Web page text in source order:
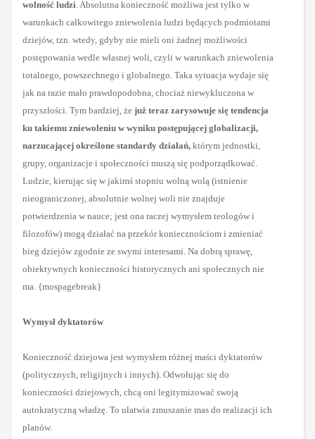
wolność ludzi. Absolutna konieczność możliwa jest tylko w
warunkach całkowitego zniewolenia ludzi będących podmiotami
dziejów, tzn. wtedy, gdyby nie mieli oni żadnej możliwości
postępowania wedle własnej woli, czyli w warunkach zniewolenia
totalnego, powszechnego i globalnego. Taka sytuacja wydaje się
jak na razie mało prawdopodobna, chociaż niewykluczona w
przyszłości. Tym bardziej, że już teraz zarysowuje się tendencja
ku takiemu zniewoleniu w wyniku postępującej globalizacji,
narzucającej określone standardy działań, którym jednostki,
grupy, organizacje i społeczności muszą się podporządkować.
Ludzie, kierując się w jakimś stopniu wolną wolą (istnienie
nieograniczonej, absolutnie wolnej woli nie znajduje
potwierdzenia w nauce; jest ona raczej wymysłem teologów i
filozofów) mogą działać na przekór koniecznościom i zmieniać
bieg dziejów zgodnie ze swymi interesami. Na dobrą sprawę,
obiektywnych konieczności historycznych ani społecznych nie
ma. {mospagebreak}
Wymysł dyktatorów
Konieczność dziejowa jest wymysłem różnej maści dyktatorów
(politycznych, religijnych i innych). Odwołując się do
konieczności dziejowych, chcą oni legitymizować swoją
autokratyczną władzę. To ułatwia zmuszanie mas do realizacji ich
planów.